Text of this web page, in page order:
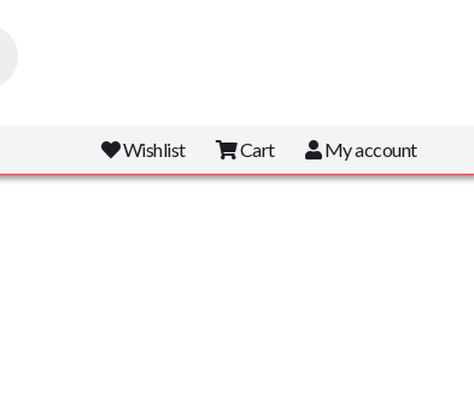
Wishlist Cart My account